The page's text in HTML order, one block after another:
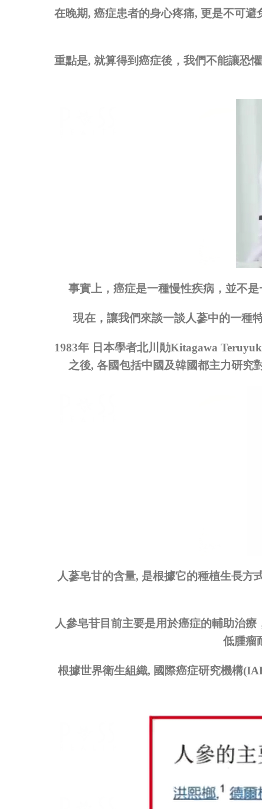
在晚期, 癌症患者的身心疼痛, 更是不可避
重點是, 就算得到癌症後，我們不能讓恐
事實上，癌症是一種慢性疾病，並不是
現在，讓我們來談一談人蔘中的一種
1983年 日本學者北川勛Kitagawa
之後, 各國包括中國及韓國都主力研究
人蔘皂甘的含量, 是根據它的種植生長方
人參皂苷目前主要是用於癌症的輔助治
低腫瘤
根據世界衛生組織, 國際癌症研究機構